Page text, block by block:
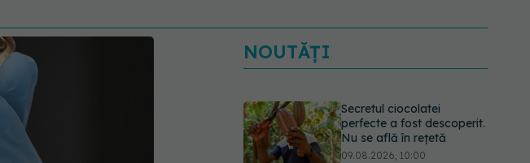
NOUTĂȚI
Secretul ciocolatei
perfecte a fost descoperit.
Nu se află în rețetă
09.08.2026, 10:00